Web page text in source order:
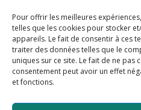
Pour offrir les meilleures
telles que les cookies pour stocker
appareils. Le fait de consentir à ces
traiter des données telles que le
uniques sur ce site. Le fait de ne pas
consentement peut avoir un effet
et fonctions.
4 juillet 2013 / dansdiaporama,La
Lire la suite